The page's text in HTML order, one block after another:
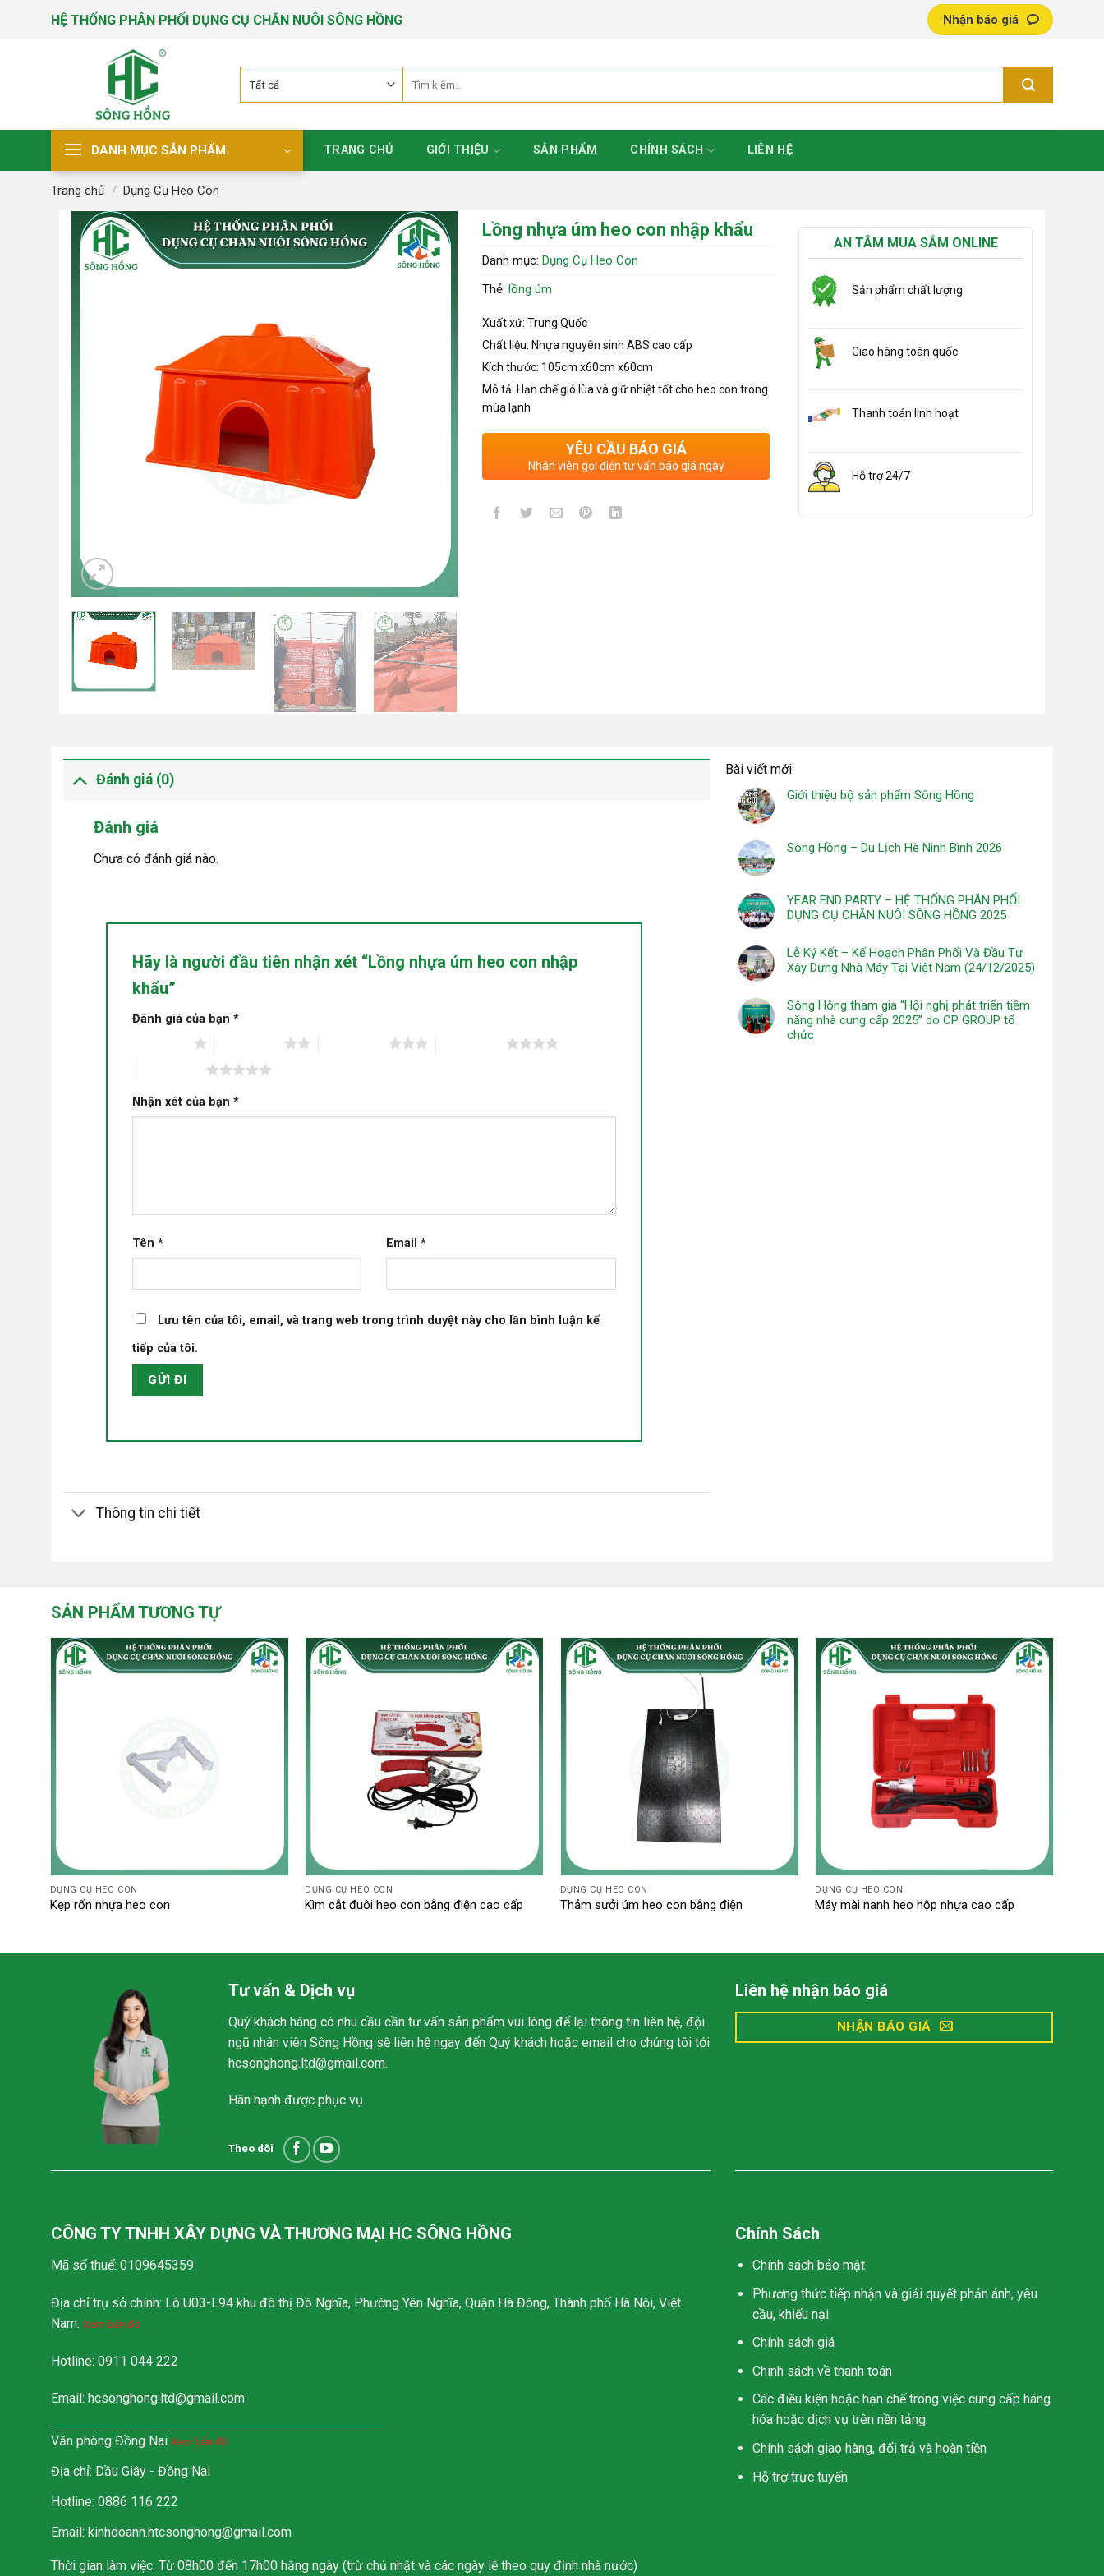
HỆ THỐNG PHÂN PHỐI DỤNG CỤ CHĂN NUÔI SÔNG HỒNG Nhận báo giá
kiếm:
DANH MỤC SẢN PHẨM TRANG CHỦ GIỚI THIỆU SẢN PHẨM CHÍNH SÁCH LIÊN HỆ
Trang chủ / Dụng Cụ Heo Con
Lồng nhựa úm heo con nhập khẩu
Danh mục: Dụng Cụ Heo Con
Thẻ: lồng úm
Xuất xứ: Trung Quốc
Chất liệu: Nhựa nguyên sinh ABS cao cấp
Kích thước: 105cm x60cm x60cm
Mô tả: Hạn chế gió lùa và giữ nhiệt tốt cho heo con trong
mùa lạnh
YÊU CẦU BÁO GIÁ
Nhân viên gọi điện tư vấn báo giá ngay
AN TÂM MUA SẮM ONLINE
Sản phẩm chất lượng
Giao hàng toàn quốc
Thanh toán linh hoạt
Hỗ trợ 24/7
Đánh giá (0)
Đánh giá
Chưa có đánh giá nào.
Hãy là người đầu tiên nhận xét “Lồng nhựa úm heo con nhập
khẩu”
Đánh giá của bạn *
Nhận xét của bạn *
Tên * Email*
Lưu tên của tôi, email, và trang web trong trình duyệt này cho lần bình luận kế
tiếp của tôi.
Thông tin chi tiết
Bài viết mới
Giới thiệu bộ sản phẩm Sông Hồng
Sông Hồng – Du Lịch Hè Ninh Bình 2026
YEAR END PARTY – HỆ THỐNG PHÂN PHỐI
DỤNG CỤ CHĂN NUÔI SÔNG HỒNG 2025
Lễ Ký Kết – Kế Hoạch Phân Phối Và Đầu Tư
Xây Dựng Nhà Máy Tại Việt Nam (24/12/2025)
Sông Hông tham gia “Hội nghị phát triển tiềm
năng nhà cung cấp 2025” do CP GROUP tổ
chức
SẢN PHẨM TƯƠNG TỰ
DỤNG CỤ HEO CON
Kẹp rốn nhựa heo con
DỤNG CỤ HEO CON
Kìm cắt đuôi heo con bằng điện cao cấp
DỤNG CỤ HEO CON
Thảm sưởi úm heo con bằng điện
DỤNG CỤ HEO CON
Máy mài nanh heo hộp nhựa cao cấp
Tư vấn & Dịch vụ
Quý khách hàng có nhu cầu cần tư vấn sản phẩm vui lòng để lại thông tin liên hệ, đội
ngũ nhân viên Sông Hồng sẽ liên hệ ngay đến Quý khách hoặc email cho chúng tôi tới
hcsonghong.ltd@gmail.com.
Hân hạnh được phục vụ.
Theo dõi
Liên hệ nhận báo giá
NHẬN BÁO GIÁ
CÔNG TY TNHH XÂY DỰNG VÀ THƯƠNG MẠI HC SÔNG HỒNG
Mã số thuế: 0109645359
Địa chỉ trụ sở chính: Lô U03-L94 khu đô thị Đô Nghĩa, Phường Yên Nghĩa, Quận Hà Đông, Thành phố Hà Nội, Việt
Nam. Xem bản đồ
Hotline: 0911 044 222
Email: hcsonghong.ltd@gmail.com
Văn phòng Đồng Nai Xem bản đồ
Địa chỉ: Dầu Giây - Đồng Nai
Hotline: 0886 116 222
Email: kinhdoanh.htcsonghong@gmail.com
Thời gian làm việc: Từ 08h00 đến 17h00 hằng ngày (trừ chủ nhật và các ngày lễ theo quy định nhà nước)
Chính Sách
Chính sách bảo mật
Phương thức tiếp nhận và giải quyết phản ánh, yêu
cầu, khiếu nại
Chính sách giá
Chính sách về thanh toán
Các điều kiện hoặc hạn chế trong việc cung cấp hàng
hóa hoặc dịch vụ trên nền tảng
Chính sách giao hàng, đổi trả và hoàn tiền
Hỗ trợ trực tuyến